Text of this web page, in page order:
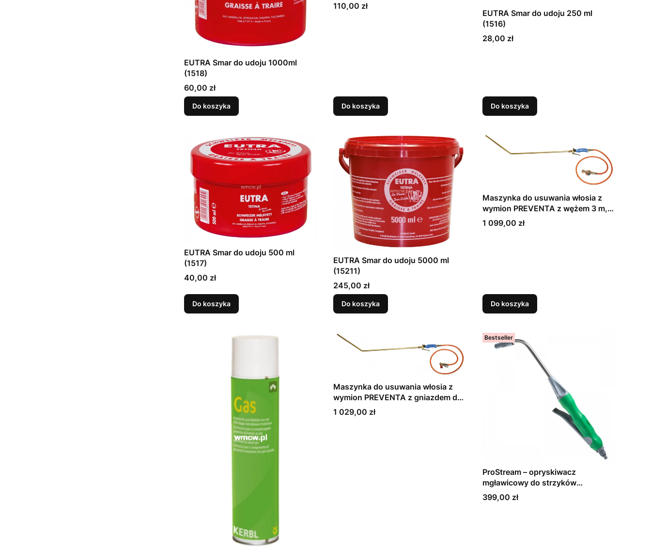
EUTRA Smar do udoju 1000ml
(1518)
Cena
60,00 zł
Do koszyka
Cena
110,00 zł
Do koszyka
EUTRA Smar do udoju 250 ml
(1516)
Cena
28,00 zł
Do koszyka
EUTRA Smar do udoju 500 ml
(1517)
Cena
40,00 zł
Do koszyka
EUTRA Smar do udoju 5000 ml
(15211)
Cena
245,00 zł
Do koszyka
Maszynka do usuwania włosia z
wymion PREVENTA z wężem 3 m,
podłączeniem do butli z gazem i
wygiętą lancą (100 cm) (15675)
Cena
1 099,00 zł
Do koszyka
Maszynka do usuwania włosia z
wymion PREVENTA z gniazdem do
podłączenia naboju z gazem
(15676)
Cena
1 029,00 zł
Bestseller
ProStream – opryskiwacz
mgławicowy do strzyków
Wymienny pistolet rozpylający ok,
30 cm, z uchwytem
Cena
399,00 zł